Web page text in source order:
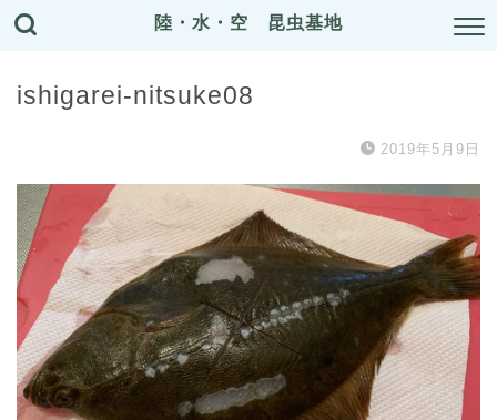
陸・水・空 昆虫基地
ishigarei-nitsuke08
2019年5月9日